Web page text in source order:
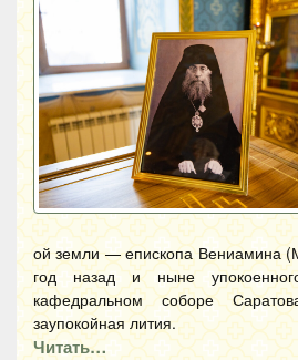
ой земли — епископа Вениамина
год назад и ныне
кафедральном соборе
заупокойная лития.
Читать…